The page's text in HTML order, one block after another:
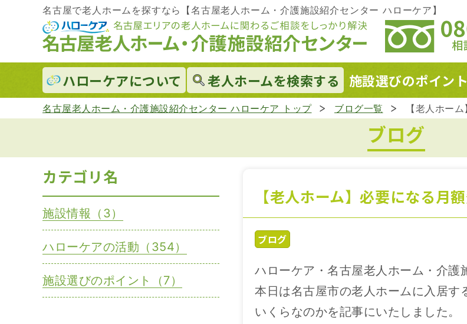
名古屋で老人ホームを探すなら【名古屋老人ホーム・介護施設紹介センター ハローケア】
ハローケアについて 老人ホームを検索する 施設選びのポイント
名古屋老人ホーム・介護施設紹介センター ハローケア トップ ブログ一覧 【老人ホー
ブログ
【老人ホーム】必要になる月
ブログ
ハローケア・名古屋老人ホーム・介護
本日は名古屋市の老人ホームに入居す
いくらなのかを記事にいたしました。
カテゴリ名
施設情報（3）
ハローケアの活動（354）
施設選びのポイント（7）